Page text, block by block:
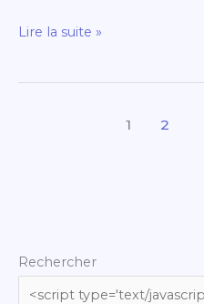
Lire la suite »
1 2
Rechercher